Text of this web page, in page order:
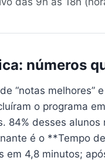
números
“notas melhores”
o programa
84% desses
é o **Tempo
em 4,8 minutos;